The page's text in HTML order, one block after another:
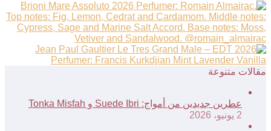
مقالات متنوعة
عطرين جديدين من أمواج: Suede Ibri و Tonka Misfah
2 يونيو، 2026